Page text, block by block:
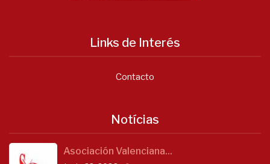
Links de Interés
Contacto
Notícias
Asociación Valenciana...